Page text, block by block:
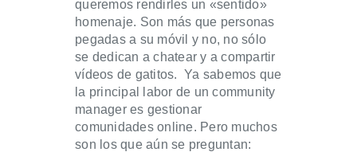
queremos rendirles un «sentido»
homenaje. Son más que personas
pegadas a su móvil y no, no sólo
se dedican a chatear y a compartir
vídeos de gatitos. Ya sabemos que
la principal labor de un community
manager es gestionar
comunidades online. Pero muchos
son los que aún se preguntan: